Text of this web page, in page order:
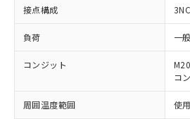
接点構成 3NC
負荷 一
コンジット
M20
コ
周囲温度範囲 使